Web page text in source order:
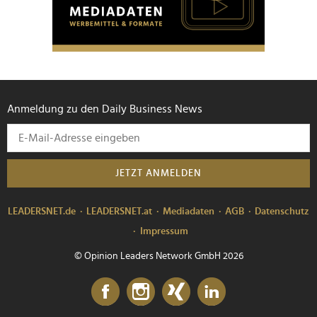
personalisieren, Funktionen für soziale Medien anbieten
zu können und die Zugriffe auf unsere Website zu
analysieren. Außerdem geben wir Informationen zu Ihrer
soziale Medien, Werbung und Analysen weiter. Unsere
weiteren Daten zusammen, die Sie ihnen bereitgestellt
haben oder die sie im Rahmen Ihrer Nutzung der Dienste
gesammelt haben.
Anmeldung zu den Daily Business News
JETZT ANMELDEN
LEADERSNET.de LEADERSNET.at Mediadaten AGB
Datenschutz
Impressum
© Opinion Leaders Network GmbH 2026